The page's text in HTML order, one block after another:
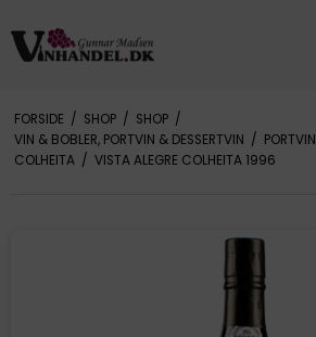
FORSIDE / SHOP / SHOP /
VIN & BOBLER, PORTVIN & DESSERTVIN / PORTVIN
COLHEITA / VISTA ALEGRE COLHEITA 1996